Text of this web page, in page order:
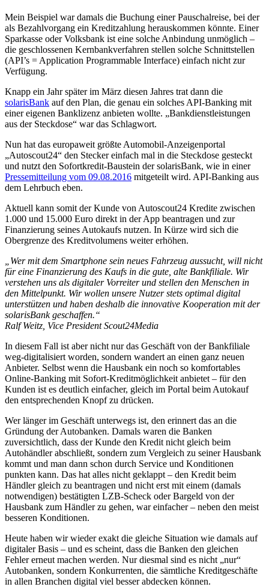
Mein Beispiel war damals die Buchung einer Pauschalreise, bei der
als Bezahlvorgang ein Kreditzahlung herauskommen könnte. Einer
Sparkasse oder Volksbank ist eine solche Anbindung unmöglich –
die geschlossenen Kernbankverfahren stellen solche Schnittstellen
(API’s = Application Programmable Interface) einfach nicht zur
Verfügung.
Knapp ein Jahr später im März diesen Jahres trat dann die
solarisBank auf den Plan, die genau ein solches API-Banking mit
einer eigenen Banklizenz anbieten wollte. „Bankdienstleistungen
aus der Steckdose“ war das Schlagwort.
Nun hat das europaweit größte Automobil-Anzeigenportal
„Autoscout24“ den Stecker einfach mal in die Steckdose gesteckt
und nutzt den Sofortkredit-Baustein der solarisBank, wie in einer
Pressemitteilung vom 09.08.2016 mitgeteilt wird. API-Banking aus
dem Lehrbuch eben.
Aktuell kann somit der Kunde von Autoscout24 Kredite zwischen
1.000 und 15.000 Euro direkt in der App beantragen und zur
Finanzierung seines Autokaufs nutzen. In Kürze wird sich die
Obergrenze des Kreditvolumens weiter erhöhen.
„Wer mit dem Smartphone sein neues Fahrzeug aussucht, will nicht
für eine Finanzierung des Kaufs in die gute, alte Bankfiliale. Wir
verstehen uns als digitaler Vorreiter und stellen den Menschen in
den Mittelpunkt. Wir wollen unsere Nutzer stets optimal digital
unterstützen und haben deshalb die innovative Kooperation mit der
solarisBank geschaffen.“
Ralf Weitz, Vice President Scout24Media
In diesem Fall ist aber nicht nur das Geschäft von der Bankfiliale
weg-digitalisiert worden, sondern wandert an einen ganz neuen
Anbieter. Selbst wenn die Hausbank ein noch so komfortables
Online-Banking mit Sofort-Kreditmöglichkeit anbietet – für den
Kunden ist es deutlich einfacher, gleich im Portal beim Autokauf
den entsprechenden Knopf zu drücken.
Wer länger im Geschäft unterwegs ist, den erinnert das an die
Gründung der Autobanken. Damals waren die Banken
zuversichtlich, dass der Kunde den Kredit nicht gleich beim
Autohändler abschließt, sondern zum Vergleich zu seiner Hausbank
kommt und man dann schon durch Service und Konditionen
punkten kann. Das hat alles nicht geklappt – den Kredit beim
Händler gleich zu beantragen und nicht erst mit einem (damals
notwendigen) bestätigten LZB-Scheck oder Bargeld von der
Hausbank zum Händler zu gehen, war einfacher – neben den meist
besseren Konditionen.
Heute haben wir wieder exakt die gleiche Situation wie damals auf
digitaler Basis – und es scheint, dass die Banken den gleichen
Fehler erneut machen werden. Nur diesmal sind es nicht „nur“
Autobanken, sondern Konkurrenten, die sämtliche Kreditgeschäfte
in allen Branchen digital viel besser abdecken können.